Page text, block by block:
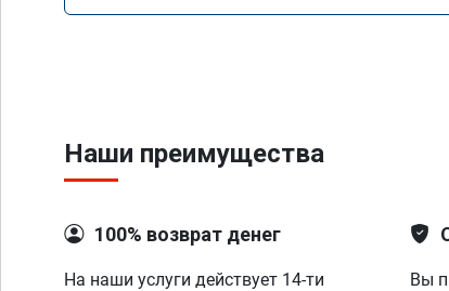
Наши преимущества
100% возврат денег
На наши услуги действует 14-ти
Вы